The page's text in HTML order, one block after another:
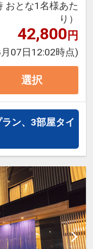
、予約にお進
2026年9月
：DP-1-
せん。
休憩処」ご利
放題！（チ
００～１８：
ンのみ】
様が朝食をお
にて朝食代金
お支払いくだ
おとな1名様あた
り）
42,800円
07日12:02時点)
選択
ン、3部屋タイ